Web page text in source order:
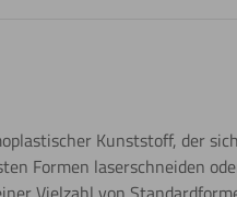
Kunststoff, der
Formen laserschneiden